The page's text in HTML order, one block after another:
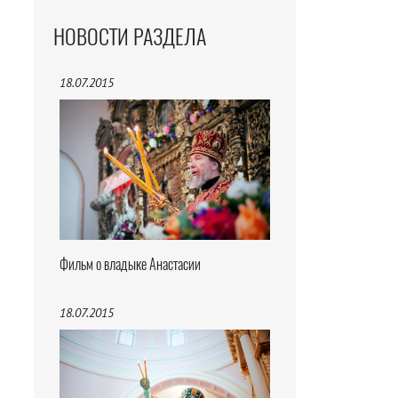
НОВОСТИ РАЗДЕЛА
18.07.2015
Фильм о владыке Анастасии
18.07.2015